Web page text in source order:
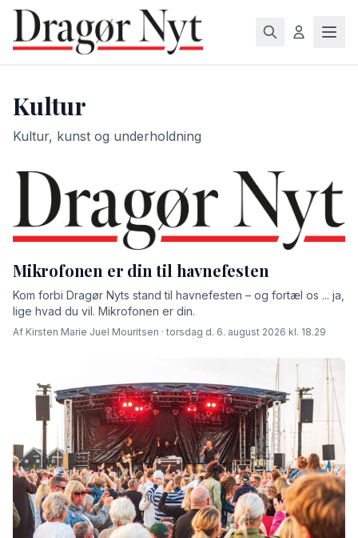
Kultur
Kultur, kunst og underholdning
Mikrofonen er din til havnefesten
Kom forbi Dragør Nyts stand til havnefesten – og fortæl os ... ja,
lige hvad du vil. Mikrofonen er din.
Af Kirsten Marie Juel Mouritsen · torsdag d. 6. august 2026 kl. 18.29